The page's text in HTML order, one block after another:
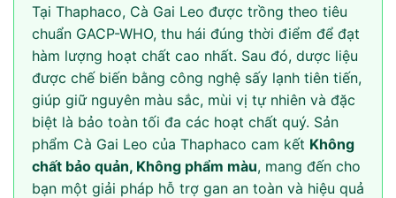
Tại Thaphaco, Cà Gai Leo được trồng theo tiêu
chuẩn GACP-WHO, thu hái đúng thời điểm để đạt
hàm lượng hoạt chất cao nhất. Sau đó, dược liệu
được chế biến bằng công nghệ sấy lạnh tiên tiến,
giúp giữ nguyên màu sắc, mùi vị tự nhiên và đặc
biệt là bảo toàn tối đa các hoạt chất quý. Sản
phẩm Cà Gai Leo của Thaphaco cam kết Không
chất bảo quản, Không phẩm màu, mang đến cho
bạn một giải pháp hỗ trợ gan an toàn và hiệu quả